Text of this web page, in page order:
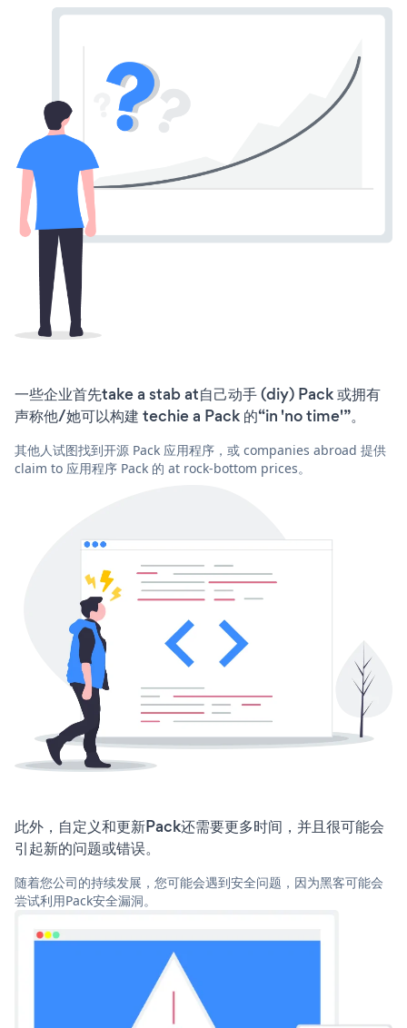
一些企业首先take a stab at自己动手 (diy) Pack 或拥有
声称他/她可以构建 techie a Pack 的“in 'no time'”。
其他人试图找到开源 Pack 应用程序，或 companies abroad 提供
claim to 应用程序 Pack 的 at rock-bottom prices。
此外，自定义和更新Pack还需要更多时间，并且很可能会
引起新的问题或错误。
随着您公司的持续发展，您可能会遇到安全问题，因为黑客可能会
尝试利用Pack安全漏洞。